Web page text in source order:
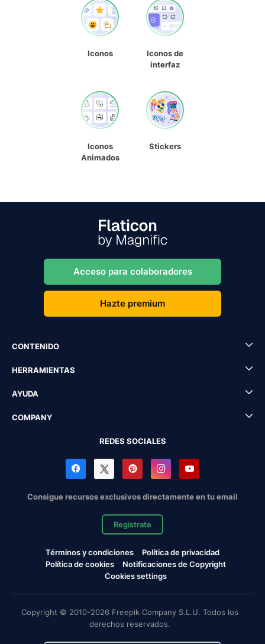
Iconos
Iconos de
interfaz
Iconos
Animados
Stickers
Acceso para colaboradores
Hazte premium
CONTENIDO
HERRAMIENTAS
AYUDA
COMPANY
REDES SOCIALES
Consigue recursos exclusivos directamente en tu email
Regístrate
Términos y condiciones
Política de privacidad
Política de cookies
Notificaciones de Copyright
Cookies settings
Copyright © 2010-2026 Freepik Company S.L.U. Todos los
derechos reservados.